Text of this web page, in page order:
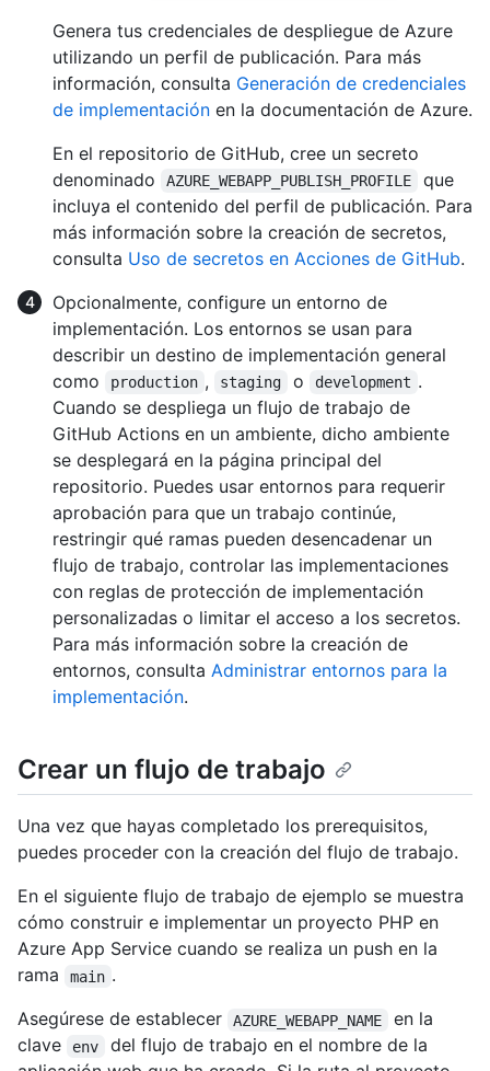
Genera tus credenciales de despliegue de Azure
utilizando un perfil de publicación. Para más
información, consulta Generación de credenciales
de implementación en la documentación de Azure.
En el repositorio de GitHub, cree un secreto
denominado
AZURE_WEBAPP_PUBLISH_PROFILE
que
incluya el contenido del perfil de publicación. Para
más información sobre la creación de secretos,
consulta Uso de secretos en Acciones de GitHub.
Opcionalmente, configure un entorno de
implementación. Los entornos se usan para
describir un destino de implementación general
como
production , staging o development .
Cuando se despliega un flujo de trabajo de
GitHub Actions en un ambiente, dicho ambiente
se desplegará en la página principal del
repositorio. Puedes usar entornos para requerir
aprobación para que un trabajo continúe,
restringir qué ramas pueden desencadenar un
flujo de trabajo, controlar las implementaciones
con reglas de protección de implementación
personalizadas o limitar el acceso a los secretos.
Para más información sobre la creación de
entornos, consulta Administrar entornos para la
implementación.
Crear un flujo de trabajo
Una vez que hayas completado los prerequisitos,
puedes proceder con la creación del flujo de trabajo.
En el siguiente flujo de trabajo de ejemplo se muestra
cómo construir e implementar un proyecto PHP en
Azure App Service cuando se realiza un push en la
rama
main .
Asegúrese de establecer
AZURE_WEBAPP_NAME
en la
clave
env
del flujo de trabajo en el nombre de la